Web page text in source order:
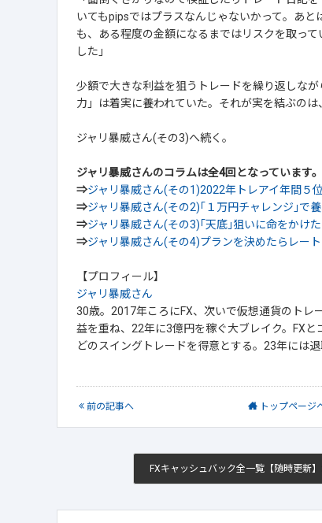
いてもpipsではプラスなんじゃないかって。あ
も、ある程度の金額になるまではリスクを取っ
した」
少額で大きな利益を狙うトレードを繰り返しな
力」は着実に養われていた。それが実を結ぶの
ジャリ暴威さん(その3)へ続く。
ジャリ暴威さんのコラムは全4回となっています。
⇒ジャリ暴威さん(その1)2022年トレアイ年間５位
⇒ジャリ暴威さん(その2)｢１万円チャレンジ｣で
⇒ジャリ暴威さん(その3)｢天底｣狙いに命をかけた
⇒ジャリ暴威さん(その4)プランを決めたらレー
【プロフィール】
ジャリ暴威さん
30歳。2017年ころにFX、次いで仮想通貨のトレ
益を重ね、22年に3億円を稼ぐ大ブレイク。FX
どのスイングトレードを得意とする。23年には
前の記事へ トップページ
FXキャッシュバック全一覧【随時更新】